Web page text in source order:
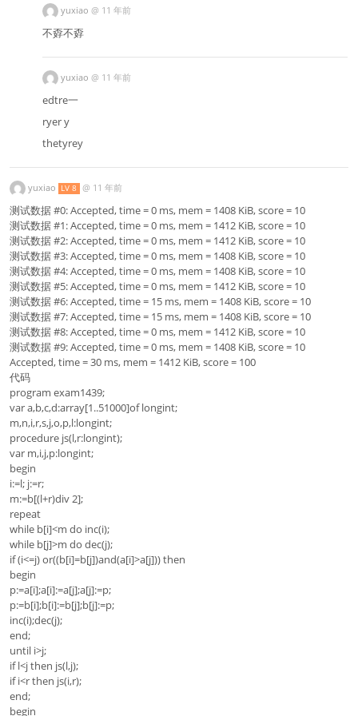
yuxiao @ 11 年前
不孬不孬
yuxiao @ 11 年前
edtre一
ryer y
thetyrey
yuxiao LV 8 @ 11 年前
测试数据 #0: Accepted, time = 0 ms, mem = 1408 KiB, score = 10
测试数据 #1: Accepted, time = 0 ms, mem = 1412 KiB, score = 10
测试数据 #2: Accepted, time = 0 ms, mem = 1412 KiB, score = 10
测试数据 #3: Accepted, time = 0 ms, mem = 1408 KiB, score = 10
测试数据 #4: Accepted, time = 0 ms, mem = 1408 KiB, score = 10
测试数据 #5: Accepted, time = 0 ms, mem = 1412 KiB, score = 10
测试数据 #6: Accepted, time = 15 ms, mem = 1408 KiB, score = 10
测试数据 #7: Accepted, time = 15 ms, mem = 1408 KiB, score = 10
测试数据 #8: Accepted, time = 0 ms, mem = 1412 KiB, score = 10
测试数据 #9: Accepted, time = 0 ms, mem = 1408 KiB, score = 10
Accepted, time = 30 ms, mem = 1412 KiB, score = 100
代码
program exam1439;
var a,b,c,d:array[1..51000]of longint;
m,n,i,r,s,j,o,p,l:longint;
procedure js(l,r:longint);
var m,i,j,p:longint;
begin
i:=l; j:=r;
m:=b[(l+r)div 2];
repeat
while b[i]<m do inc(i);
while b[j]>m do dec(j);
if (i<=j) or((b[i]=b[j])and(a[i]>a[j])) then
begin
p:=a[i];a[i]:=a[j];a[j]:=p;
p:=b[i];b[i]:=b[j];b[j]:=p;
inc(i);dec(j);
end;
until i>j;
if l<j then js(l,j);
if i<r then js(i,r);
end;
begin